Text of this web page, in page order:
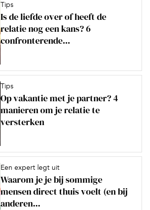
Tips
Is de liefde over of heeft de
relatie nog een kans? 6
confronterende...
Tips
Op vakantie met je partner? 4
manieren om je relatie te
versterken
Een expert legt uit
Waarom je je bij sommige
mensen direct thuis voelt (en bij
anderen...